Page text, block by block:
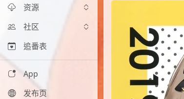
资源
社区
追番表
App
发布页